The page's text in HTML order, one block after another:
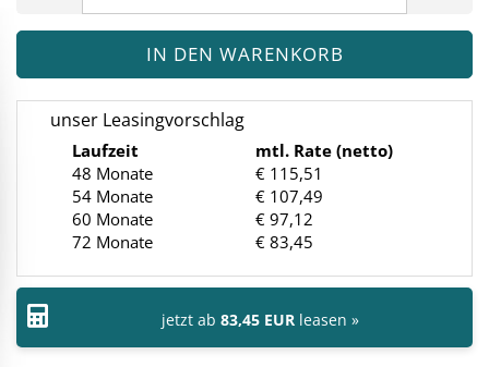
unser Leasingvorschlag
Laufzeit
mtl. Rate (netto)
48 Monate
€ 115,51
54 Monate
€ 107,49
60 Monate
€ 97,12
72 Monate
€ 83,45
jetzt ab 83,45 EUR leasen »